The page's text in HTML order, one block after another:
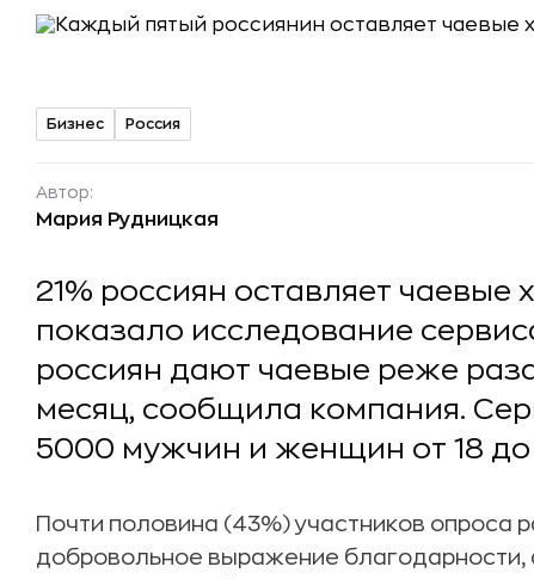
Бизнес Россия
Автор:
Мария Рудницкая
21% россиян оставляет чаевые
показало исследование
россиян дают чаевые реже
месяц, сообщила компания.
5000 мужчин и женщин от 18 до
Почти половина (43%) участников опроса
добровольное выражение благодарности,